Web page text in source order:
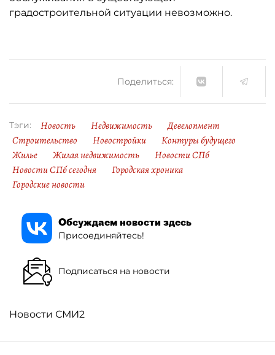
градостроительной ситуации невозможно.
Поделиться:
Тэги: Новость Недвижимость
Девелопмент
Строительство
Новостройки
Контуры будущего
Жилье
Жилая недвижимость
Новости СПб
Новости СПб сегодня
Городская хроника
Городские новости
Обсуждаем новости здесь
Присоединяйтесь!
Подписаться на новости
Новости СМИ2